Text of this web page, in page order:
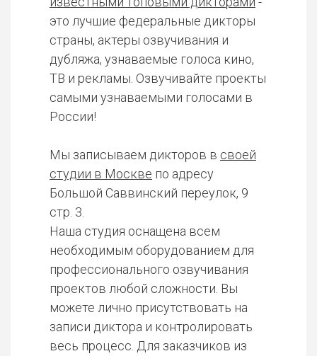
это лучшие федеральные дикторы
страны, актеры озвучивания и
дубляжа, узнаваемые голоса кино,
ТВ и рекламы. Озвучивайте проекты
самыми узнаваемыми голосами в
России!
Мы записываем дикторов в своей
студии в Москве по адресу
Большой Саввинский переулок, 9
стр. 3.
Наша студия оснащена всем
необходимым оборудованием для
профессионального озвучивания
проектов любой сложности. Вы
можете лично присутствовать на
записи диктора и контролировать
весь процесс. Для заказчиков из